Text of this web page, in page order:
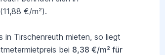
(11,88 €/m²).
in Tirschenreuth mieten, so liegt
bei 8,38 €/m² für